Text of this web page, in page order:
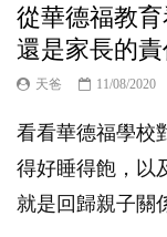
從華德福教
還是家長的責
天爸 11/08/2020
看看華德福學校
得好睡得飽，以
就是回歸親子關